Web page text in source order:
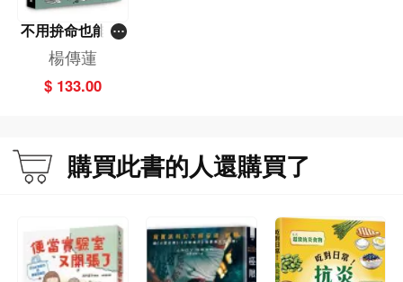
不用拚命也能脫
穎而出的職場工
作術－－EMBA
學姐給新世代的
以被看見的實力
楊傳蓮
$ 133.00
購買此書的人還購買了